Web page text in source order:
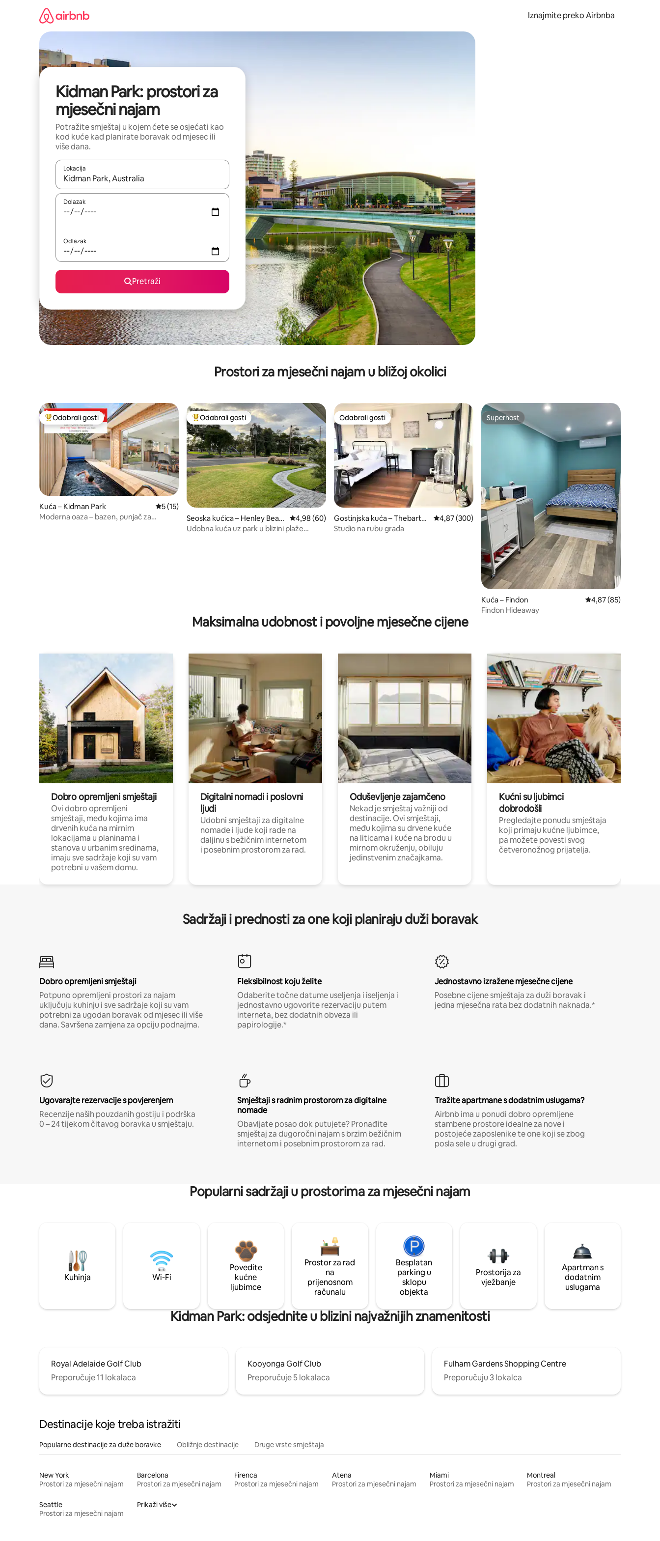
Iznajmite preko Airbnba
Kidman Park: prostori za
mjesečni najam
Potražite smještaj u kojem ćete se osjećati kao
kod kuće kad planirate boravak od mjesec ili
više dana.
Lokacija
Kada budu dostupni rezultati, moći ćete ih pregledati koristeći se strelicama prema gore i prema dolje, kao i dodirom ili prelaskom prstom po zaslonu.
Dolazak
Odlazak
Pretraži
Prostori za mjesečni najam u bližoj okolici
Među najviše rangiranima s oznakom „Odabrali gosti”
Odabrali gosti
Kuća – Kidman Park Prosječna ocjena: 5/5, recenzija: 15
5 (15)
Moderna oaza – bazen, punjač za
Među najviše rangiranima s oznakom „Odabrali gosti”
Odabrali gosti
Seoska kućica – Henley Beac
h
Prosječna ocjena: 4,98/5, recenzija: 60
4,98 (60)
Udobna kuća uz park u blizini plaže
Odabrali gosti
Odabrali gosti
Gostinjska kuća – Thebarto
n
Prosječna ocjena: 4,87/5, recenzija: 300
4,87 (300)
Studio na rubu grada
Superhost
Superhost
Kuća – Findon Prosječna ocjena:
4,87 (85)
Findon Hideaway
Maksimalna udobnost i povoljne mjesečne cijene
Dobro opremljeni smještaji
Ovi dobro opremljeni
smještaji, među kojima ima
drvenih kuća na mirnim
lokacijama u planinama i
stanova u urbanim sredinama,
imaju sve sadržaje koji su vam
potrebni u vašem domu.
Digitalni nomadi i poslovni
ljudi
Udobni smještaji za digitalne
nomade i ljude koji rade na
daljinu s bežičnim internetom
i posebnim prostorom za rad.
Oduševljenje zajamčeno
Nekad je smještaj važniji od
destinacije. Ovi smještaji,
među kojima su drvene kuće
na liticama i kuće na brodu u
mirnom okruženju, obiluju
jedinstvenim značajkama.
Kućni su ljubimci
dobrodošli
Pregledajte ponudu smještaja
koji primaju kućne ljubimce,
pa možete povesti svog
četveronožnog prijatelja.
Sadržaji i prednosti za one koji planiraju duži boravak
Dobro opremljeni smještaji
Potpuno opremljeni prostori za najam
uključuju kuhinju i sve sadržaje koji su vam
potrebni za ugodan boravak od mjesec ili više
dana. Savršena zamjena za opciju podnajma.
Fleksibilnost koju želite
Odaberite točne datume useljenja i iseljenja i
jednostavno ugovorite rezervaciju putem
interneta, bez dodatnih obveza ili
papirologije.*
Jednostavno izražene mjesečne cijene
Posebne cijene smještaja za duži boravak i
jedna mjesečna rata bez dodatnih naknada.*
Ugovarajte rezervacije s povjerenjem
Recenzije naših pouzdanih gostiju i podrška
0 – 24 tijekom čitavog boravka u smještaju.
Smještaji s radnim prostorom za digitalne
nomade
Obavljate posao dok putujete? Pronađite
smještaj za dugoročni najam s brzim bežičnim
internetom i posebnim prostorom za rad.
Tražite apartmane s dodatnim uslugama?
Airbnb ima u ponudi dobro opremljene
stambene prostore idealne za nove i
postojeće zaposlenike te one koji se zbog
posla sele u drugi grad.
Popularni sadržaji u prostorima za mjesečni najam
Kuhinja Wi-Fi
Povedite
kućne
ljubimce
Prostor za rad
na
prijenosnom
računalu
Besplatan
parking u
sklopu
objekta
Prostorija za
vježbanje
Apartman s
dodatnim
uslugama
Kidman Park: odsjednite u blizini najvažnijih znamenitosti
Royal Adelaide Golf Club
Preporučuje 11 lokalaca
Kooyonga Golf Club
Preporučuje 5 lokalaca
Fulham Gardens Shopping Centre
Preporučuju 3 lokalca
Destinacije koje treba istražiti
Popularne destinacije za duže boravke Obližnje destinacije Druge vrste smještaja
New York
Prostori za mjesečni najam
Barcelona
Prostori za mjesečni najam
Firenca
Prostori za mjesečni najam
Atena
Prostori za mjesečni najam
Miami
Prostori za mjesečni najam
Montreal
Prostori za mjesečni najam
Seattle
Prostori za mjesečni najam
Prikaži više